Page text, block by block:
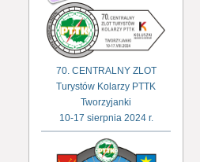
70. CENTRALNY ZLOT
Turystów Kolarzy PTTK
Tworzyjanki
10-17 sierpnia 2024 r.